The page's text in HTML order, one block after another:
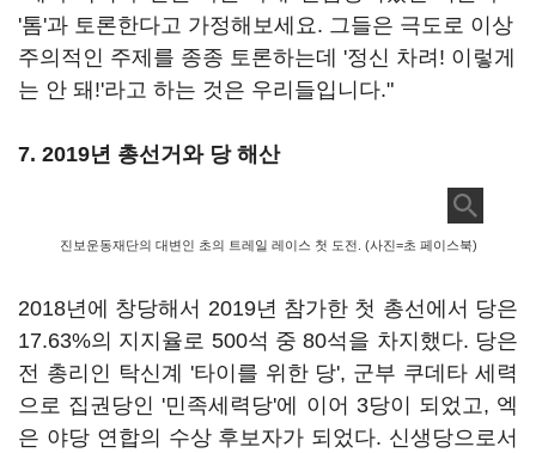
'톰'과 토론한다고 가정해보세요. 그들은 극도로 이상
주의적인 주제를 종종 토론하는데 '정신 차려! 이렇게
는 안 돼!'라고 하는 것은 우리들입니다."
7. 2019년 총선거와 당 해산
진보운동재단의 대변인 초의 트레일 레이스 첫 도전. (사진=초 페이스북)
2018년에 창당해서 2019년 참가한 첫 총선에서 당은
17.63%의 지지율로 500석 중 80석을 차지했다. 당은
전 총리인 탁신계 '타이를 위한 당', 군부 쿠데타 세력
으로 집권당인 '민족세력당'에 이어 3당이 되었고, 엑
은 야당 연합의 수상 후보자가 되었다. 신생당으로서